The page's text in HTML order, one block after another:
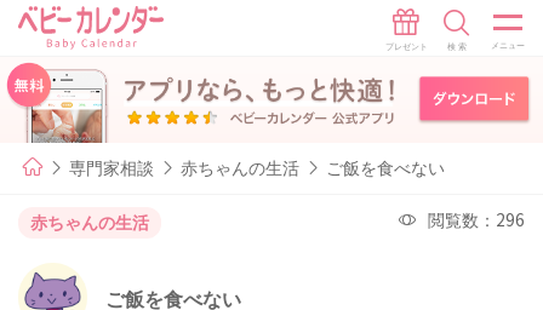
専門家相談 赤ちゃんの生活 ご飯を食べない
赤ちゃんの生活 閲覧数：296
ご飯を食べない